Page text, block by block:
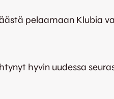
pelaamaan Klubia
hyvin uudessa